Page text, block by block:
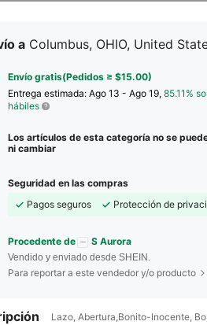
a Columbus, OHIO, United
Envío gratis(Pedidos ≥ $15.00)
Entrega estimada: Ago 13 - Ago 19, 85.11%
hábiles
Los artículos de esta categoría no se
ni cambiar
Seguridad en las compras
Pagos seguros
Protección de
Procedente de S Aurora
Vendido y enviado desde SHEIN.
Para reportar a este vendedor y/o producto
Lazo, Abertura,Bonito-Inocente,